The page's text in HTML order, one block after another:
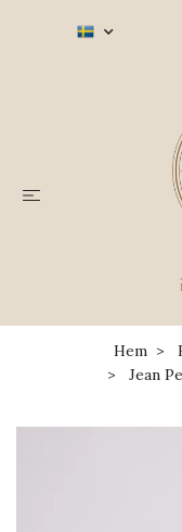
Hem
Jean